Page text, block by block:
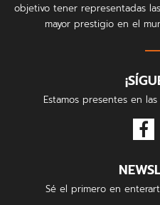
objetivo tener representadas
mayor prestigio en el
Estamos presentes en
Sé el primero en